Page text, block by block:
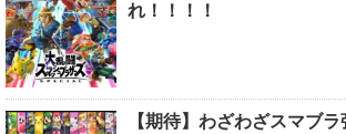
れ！！！！
【期待】わざわざスマブ